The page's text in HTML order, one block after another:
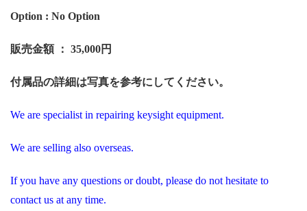
Option : No Option
販売金額 ： 35,000円
付属品の詳細は写真を参考にしてください。
We are specialist in repairing keysight equipment.
We are selling also overseas.
If you have any questions or doubt, please do not hesitate to
contact us at any time.